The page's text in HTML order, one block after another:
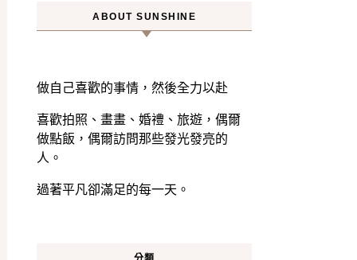
ABOUT SUNSHINE
做自己喜歡的事情，然後全力以赴
喜歡拍照、畫畫、婚禮、旅遊，偶爾
做點飯，偶爾訪問那些發光發亮的
人。
過著平凡卻滿足的每一天。